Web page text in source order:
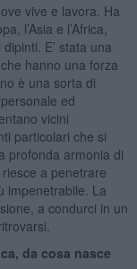
vive e lavora. Ha
l’Asia e l’Africa,
E’ stata una
hanno una forza
è una sorta di
ed
vicini
particolari che si
profonda armonia di
a penetrare
impenetrabile. La
a condurci in un
da cosa nasce